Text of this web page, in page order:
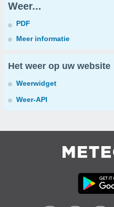
Weer...
PDF
Meer informatie
Het weer op uw website
Weerwidget
Weer-API